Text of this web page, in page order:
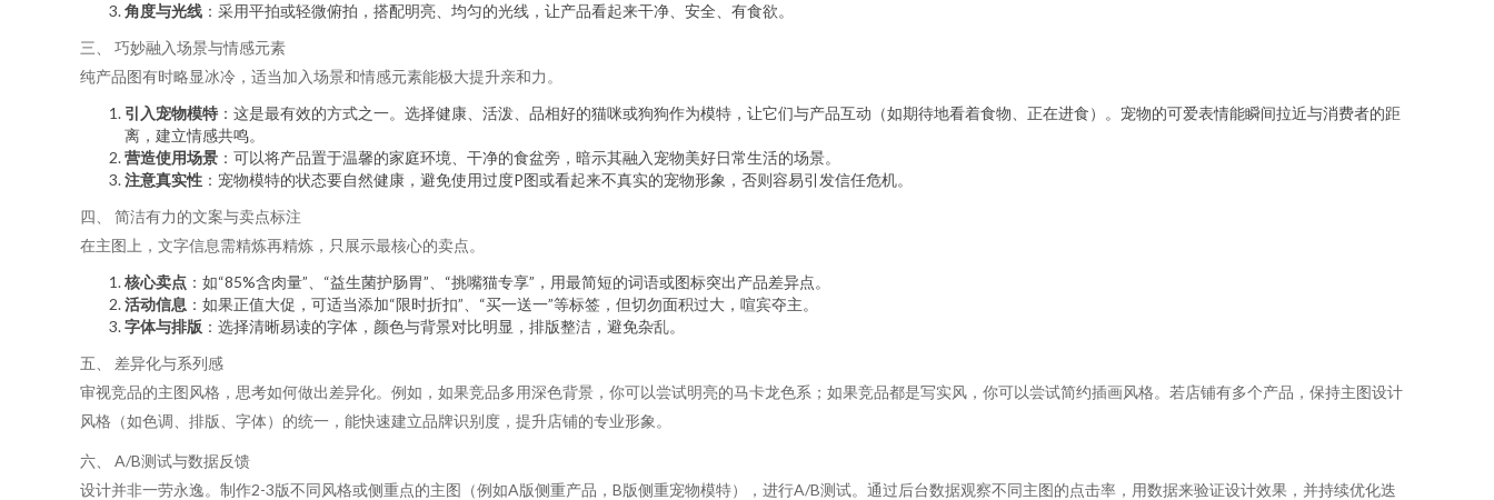
角度与光线 ：采用平拍或轻微俯拍，搭配明亮、均匀的光线，让产品看起来干净、安全、有食欲。
三、 巧妙融入场景与情感元素
纯产品图有时略显冰冷，适当加入场景和情感元素能极大提升亲和力。
引入宠物模特 ：这是最有效的方式之一。选择健康、活泼、品相好的猫咪或狗狗作为模特，让它们与产品互动（如期待地看着食物、正在进食）。宠物的可爱表情能瞬间拉近与消费者的距
离，建立情感共鸣。
营造使用场景 ：可以将产品置于温馨的家庭环境、干净的食盆旁，暗示其融入宠物美好日常生活的场景。
注意真实性 ：宠物模特的状态要自然健康，避免使用过度P图或看起来不真实的宠物形象，否则容易引发信任危机。
四、 简洁有力的文案与卖点标注
在主图上，文字信息需精炼再精炼，只展示最核心的卖点。
核心卖点 ：如“85%含肉量”、“益生菌护肠胃”、“挑嘴猫专享”，用最简短的词语或图标突出产品差异点。
活动信息 ：如果正值大促，可适当添加“限时折扣”、“买一送一”等标签，但切勿面积过大，喧宾夺主。
字体与排版 ：选择清晰易读的字体，颜色与背景对比明显，排版整洁，避免杂乱。
五、 差异化与系列感
审视竞品的主图风格，思考如何做出差异化。例如，如果竞品多用深色背景，你可以尝试明亮的马卡龙色系；如果竞品都是写实风，你可以尝试简约插画风格。若店铺有多个产品，保持主图设计
风格（如色调、排版、字体）的统一，能快速建立品牌识别度，提升店铺的专业形象。
六、 A/B测试与数据反馈
设计并非一劳永逸。制作2-3版不同风格或侧重点的主图（例如A版侧重产品，B版侧重宠物模特），进行A/B测试。通过后台数据观察不同主图的点击率，用数据来验证设计效果，并持续优化迭